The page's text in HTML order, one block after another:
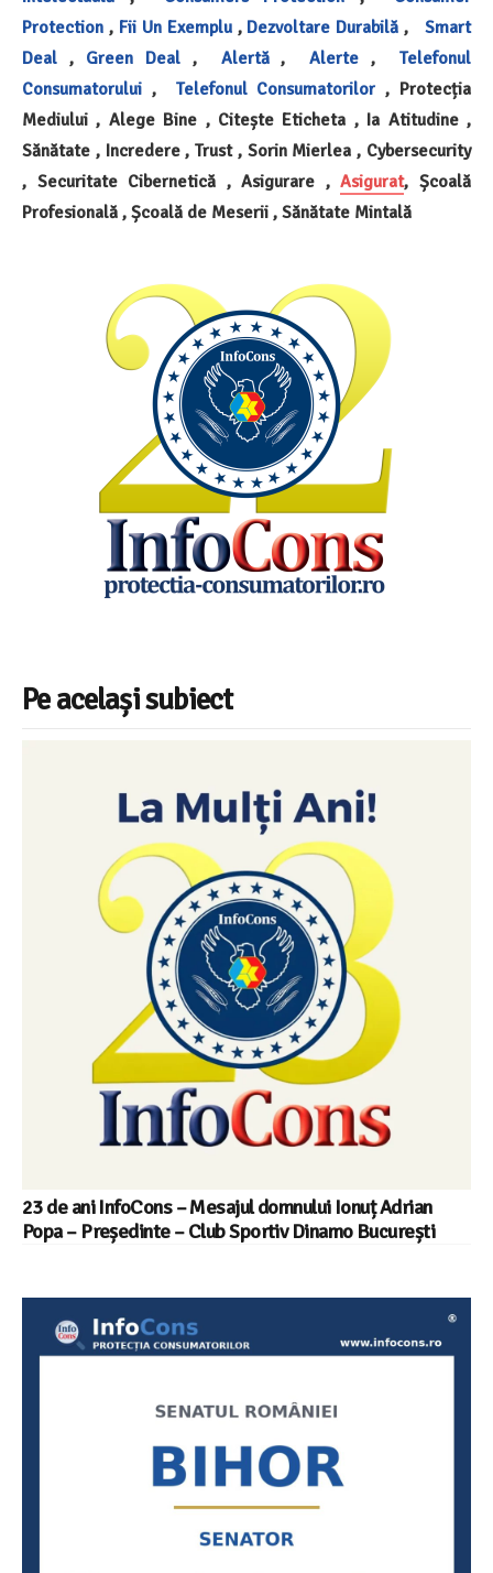
Protection , Fii Un Exemplu, Dezvoltare Durabilă ,Smart
Deal , Green Deal, Alertă, Alerte ,
Telefonul
Consumatorului , Telefonul Consumatorilor , Protecția
Mediului , Alege Bine , Citește Eticheta , Ia Atitudine ,
Sănătate , Incredere , Trust , Sorin Mierlea , Cybersecurity
, Securitate Cibernetică , Asigurare ,Asigurat, Școală
Profesională , Școală de Meserii , Sănătate Mintală
Pe același subiect
23 de ani InfoCons – Mesajul domnului Ionuț Adrian
Popa – Președinte – Club Sportiv Dinamo București